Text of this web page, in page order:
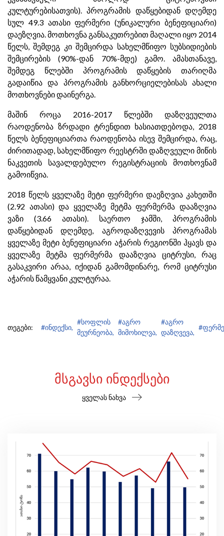
კულტურებისათვის). პროგრამის დაწყებიდან დღემდე
სულ 49.3 ათასი ფერმერი (უნიკალური ბენეფიციარი)
დაეზღვია. მოთხოვნა განსაკუთრებით მაღალი იყო 2014
წელს, შემდეგ კი შემცირდა სახელმწიფო სუბსიდიების
შემცირების (90%-დან 70%-მდე) გამო. ამასთანავე,
შემდეგ წლებში პროგრამის დაწყების თარიღმა
გადაიწია და პროგრამის განხორციელებისას ახალი
მოთხოვნები დაინერგა.
მაშინ როცა 2016-2017 წლებში დაზღვეულთა
რაოდენობა ზრდადი ტრენდით ხასიათდებოდა, 2018
წელს ბენეფიციართა რაოდენობა ისევ შემცირდა, რაც,
ძირითადად, სახელმწიფო რეესტრში დაზღვეული მიწის
ნაკვეთის სავალდებულო რეგისტრაციის მოთხოვნამ
გამოიწვია.
2018 წელს ყველაზე მეტი ფერმერი დაეზღვია კახეთში
(2.92 ათასი) და ყველაზე მეტმა ფერმერმა დააზღვია
ვაზი (3.66 ათასი). საერთო ჯამში, პროგრამის
დაწყებიდან დღემდე, აგროდაზღვევის პროგრამას
ყველაზე მეტი ბენეფიციარი აჭარის რეგიონში ჰყავს და
ყველაზე მეტმა ფერმერმა დააზღვია ციტრუსი, რაც
გასაკვირი არაა, იქიდან გამომდინარე, რომ ციტრუსი
აჭარის წამყვანი კულტურაა.
თეგები: #ინდექსი,
#სოფლის
მეურნეობა,
#აგრო
მიმოხილვა,
#აგრო
დაზღვევა,
ᲛᲡᲒᲐᲕᲡᲘ ᲘᲜᲓᲔᲥᲡᲔᲑᲘ
ყველას ნახვა